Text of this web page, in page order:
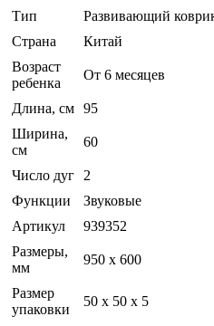
Тип
Развивающий
Страна
Китай
Возраст
ребенка
От 6 месяцев
Длина, см 95
Ширина,
см
60
Число дуг
2
Функции
Звуковые
Артикул
939352
Размеры,
мм
950 х 600
Размер
упаковки
50 x 50 x 5